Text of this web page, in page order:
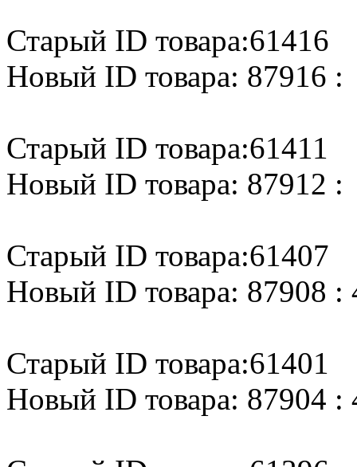
Старый ID товара:61416
Новый ID товара: 87916 :
Старый ID товара:61411
Новый ID товара: 87912 :
Старый ID товара:61407
Новый ID товара: 87908 :
Старый ID товара:61401
Новый ID товара: 87904 :